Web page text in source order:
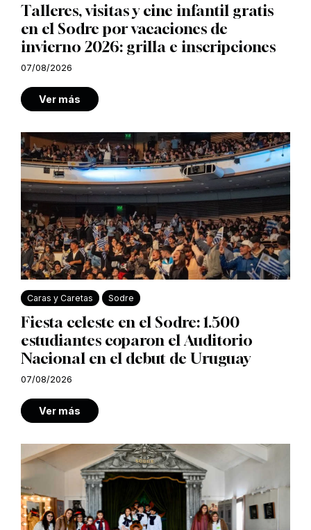
Talleres, visitas y cine infantil gratis
en el Sodre por vacaciones de
invierno 2026: grilla e inscripciones
07/08/2026
Ver más
Caras y Caretas Sodre
Fiesta celeste en el Sodre: 1.500
estudiantes coparon el Auditorio
Nacional en el debut de Uruguay
07/08/2026
Ver más